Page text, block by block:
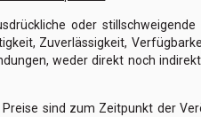
oder
Zuverlässigkeit,
weder direkt noch
sind zum Zeitpunkt der